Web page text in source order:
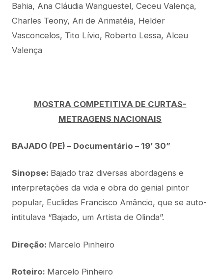
Bahia, Ana Cláudia Wanguestel, Ceceu Valença,
Charles Teony, Ari de Arimatéia, Helder
Vasconcelos, Tito Lívio, Roberto Lessa, Alceu
Valença
MOSTRA COMPETITIVA DE CURTAS-
METRAGENS NACIONAIS
BAJADO (PE) – Documentário – 19’ 30”
Sinopse: Bajado traz diversas abordagens e
interpretações da vida e obra do genial pintor
popular, Euclides Francisco Amâncio, que se auto-
intitulava “Bajado, um Artista de Olinda”.
Direção: Marcelo Pinheiro
Roteiro: Marcelo Pinheiro